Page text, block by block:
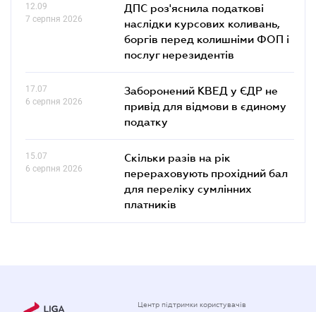
12.09
7 серпня 2026
ДПС роз'яснила податкові
наслідки курсових коливань,
боргів перед колишніми ФОП і
послуг нерезидентів
17.07
6 серпня 2026
Заборонений КВЕД у ЄДР не
привід для відмови в єдиному
податку
15.07
6 серпня 2026
Скільки разів на рік
перераховують прохідний бал
для переліку сумлінних
платників
Центр підтримки користувачів